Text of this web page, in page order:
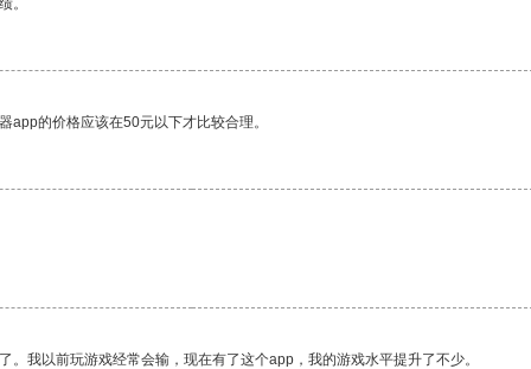
。
app的价格应该在50元以下才比较合理。
我以前玩游戏经常会输，现在有了这个app，我的游戏水平提升了不少。